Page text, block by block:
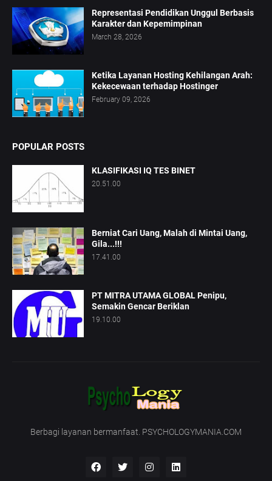
Representasi Pendidikan Unggul Berbasis
Karakter dan Kepemimpinan
March 28, 2026
Ketika Layanan Hosting Kehilangan Arah:
Kekecewaan terhadap Hostinger
February 09, 2026
POPULAR POSTS
KLASIFIKASI IQ TES BINET
20.51.00
Berniat Cari Uang, Malah di Mintai Uang,
Gila...!!!
17.41.00
PT MITRA UTAMA GLOBAL Penipu,
Semakin Gencar Beriklan
19.10.00
Berbagi layanan bermanfaat. PSYCHOLOGYMANIA.COM